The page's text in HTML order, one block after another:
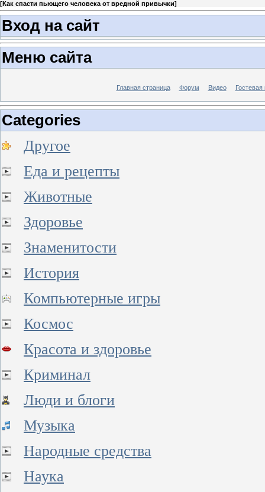
[Как спасти пьющего человека от вредной привычки]
Вход на сайт
Меню сайта
Главная страница Форум Видео Гостевая
Categories
Другое
Еда и рецепты
Животные
Здоровье
Знаменитости
История
Компьютерные игры
Космос
Красота и здоровье
Криминал
Люди и блоги
Музыка
Народные средства
Наука